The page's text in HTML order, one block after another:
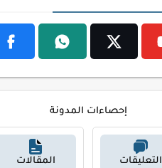
إحصاءات المدونة
التعليقات المقالات